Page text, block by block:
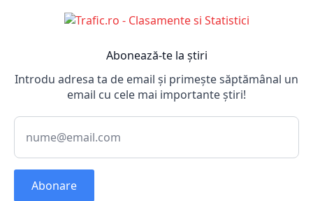
Abonează-te la știri
Introdu adresa ta de email și primește săptămânal un
email cu cele mai importante știri!
Abonare